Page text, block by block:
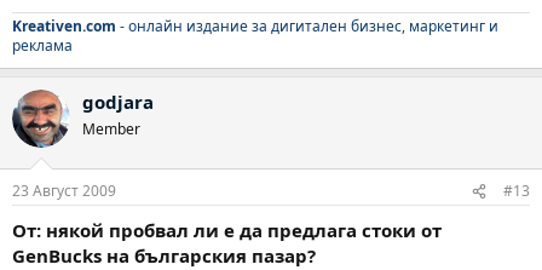
Kreativen.com - онлайн издание за дигитален бизнес, маркетинг и
реклама
godjara
Member
23 Август 2009 #13
От: някой пробвал ли е да предлага стоки от
GenBucks на българския пазар?